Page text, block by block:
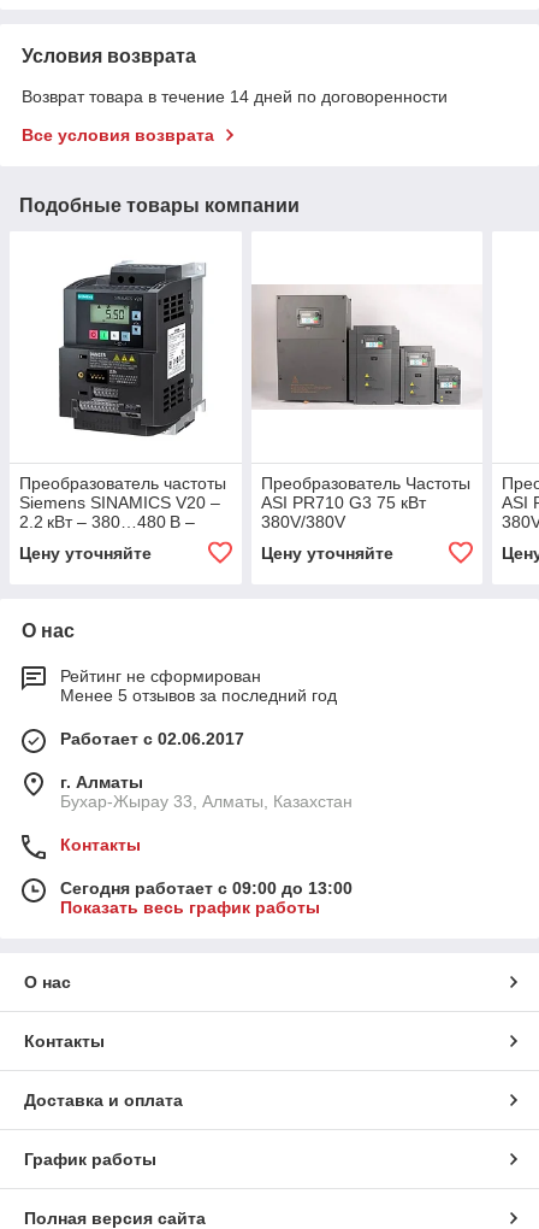
Условия возврата
Возврат товара в течение 14 дней по договоренности
Все условия возврата
Подобные товары компании
Преобразователь частоты
Siemens SINAMICS V20 –
2.2 кВт – 380…480 В –
Цену уточняйте
Преобразователь Частоты
ASI PR710 G3 75 кВт
380V/380V
Цену уточняйте
ASI
О нас
Рейтинг не сформирован
Менее 5 отзывов за последний год
Работает с 02.06.2017
г. Алматы
Бухар-Жырау 33, Алматы, Казахстан
Контакты
Сегодня работает с 09:00 до 13:00
Показать весь график работы
О нас
Контакты
Доставка и оплата
График работы
Полная версия сайта